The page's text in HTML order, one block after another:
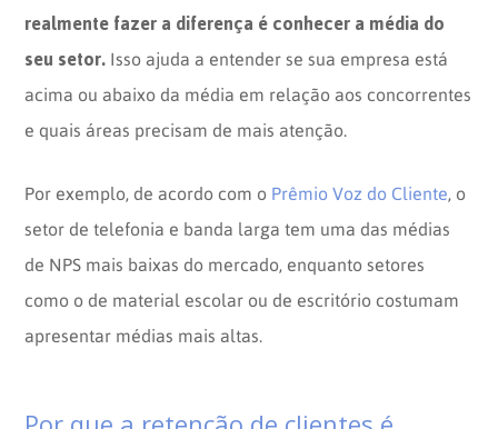
realmente fazer a diferença é conhecer a média do
seu setor. Isso ajuda a entender se sua empresa está
acima ou abaixo da média em relação aos concorrentes
e quais áreas precisam de mais atenção.
Por exemplo, de acordo com o Prêmio Voz do Cliente, o
setor de telefonia e banda larga tem uma das médias
de NPS mais baixas do mercado, enquanto setores
como o de material escolar ou de escritório costumam
apresentar médias mais altas.